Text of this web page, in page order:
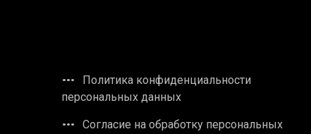
Политика конфиденциальности
персональных данных
Согласие на обработку персональных